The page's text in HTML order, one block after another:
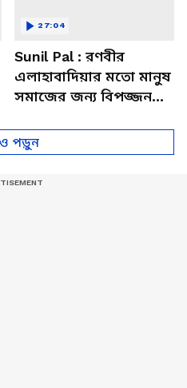
Sunil Pal : রণবীর
এলাহাবাদিয়ার মতো মানুষ
সমাজের জন্য বিপজ্জনক :
27:04
পড়ুন